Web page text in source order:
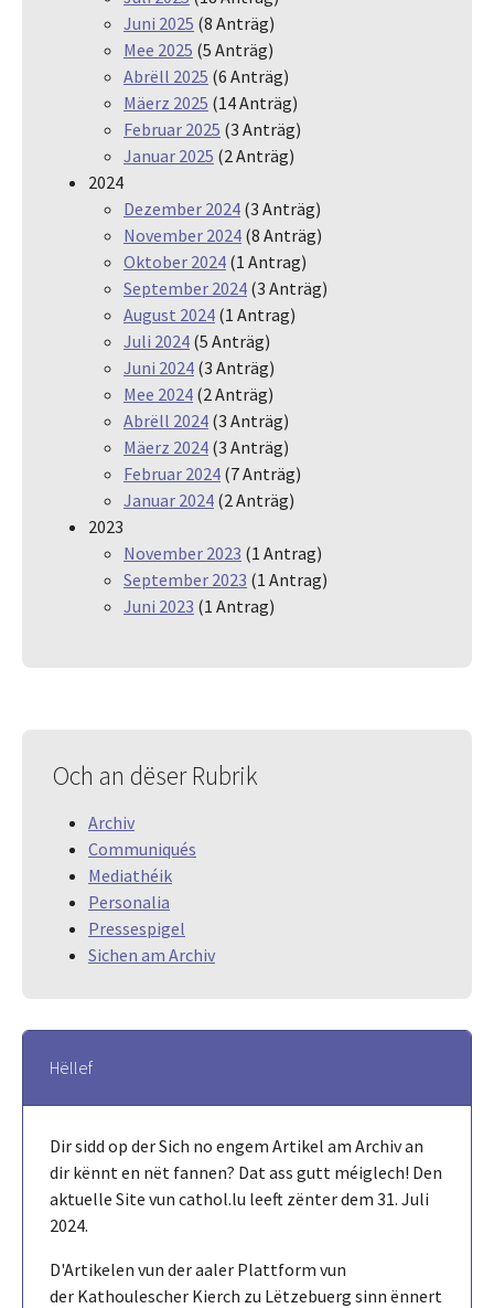
Juni 2025 (8 Anträg)
Mee 2025 (5 Anträg)
Abrëll 2025 (6 Anträg)
Mäerz 2025 (14 Anträg)
Februar 2025 (3 Anträg)
Januar 2025 (2 Anträg)
2024
Dezember 2024 (3 Anträg)
November 2024 (8 Anträg)
Oktober 2024 (1 Antrag)
September 2024 (3 Anträg)
August 2024 (1 Antrag)
Juli 2024 (5 Anträg)
Juni 2024 (3 Anträg)
Mee 2024 (2 Anträg)
Abrëll 2024 (3 Anträg)
Mäerz 2024 (3 Anträg)
Februar 2024 (7 Anträg)
Januar 2024 (2 Anträg)
2023
November 2023 (1 Antrag)
September 2023 (1 Antrag)
Juni 2023 (1 Antrag)
Och an dëser Rubrik
Archiv
Communiqués
Mediathéik
Personalia
Pressespigel
Sichen am Archiv
Hëllef
Dir sidd op der Sich no engem Artikel am Archiv an
dir kënnt en nët fannen? Dat ass gutt méiglech! Den
aktuelle Site vun cathol.lu leeft zënter dem 31. Juli
2024.
D'Artikelen vun der aaler Plattform vun
der Kathoulescher Kierch zu Lëtzebuerg sinn ënnert